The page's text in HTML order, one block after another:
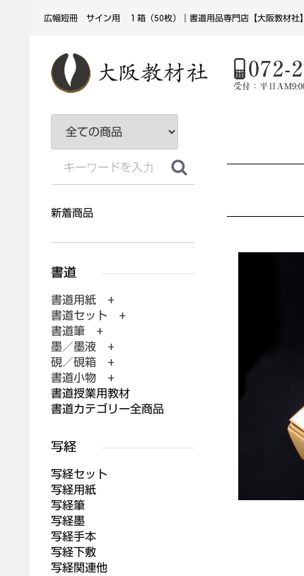
広幅短冊 サイン用 １箱（50枚）｜書道用品専門店【大阪教材社】
新着商品
書道用紙 +
書道セット +
書道筆 +
墨／墨液 +
硯／硯箱 +
書道小物 +
書道授業用教材
書道カテゴリー全商品
写経セット
写経用紙
写経筆
写経墨
写経手本
写経下敷
写経関連他